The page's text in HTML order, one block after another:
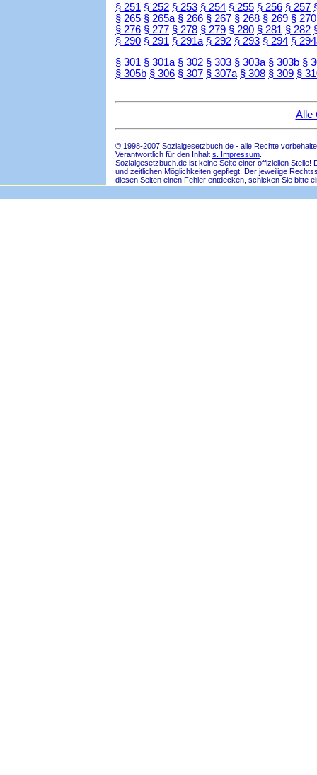
§ 251 § 252 § 253 § 254 § 255 § 256 § 257
§ 265 § 265a § 266 § 267 § 268 § 269 § 270
§ 276 § 277 § 278 § 279 § 280 § 281 § 282
§ 290 § 291 § 291a § 292 § 293 § 294 §
§ 301 § 301a § 302 § 303 § 303a § 303b §
§ 305b § 306 § 307 § 307a § 308 § 309 §
Alle
© 1998-2007 Sozialgesetzbuch.de - alle Rechte
Verantwortlich für den Inhalt s. Impressum
Sozialgesetzbuch.de ist keine Seite einer offiziellen
und zeitlichen Möglichkeiten gepflegt. Der jeweilige
diesen Seiten einen Fehler entdecken, schicken Sie bitte